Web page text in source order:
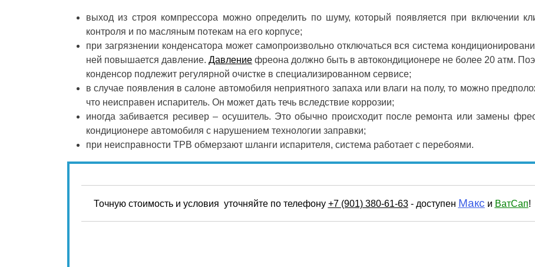
выход из строя компрессора можно определить по шуму, который появляется при включении
контроля и по масляным потекам на его корпусе;
при загрязнении конденсатора может самопроизвольно отключаться вся система
ней повышается давление. Давление фреона должно быть в автокондиционере не более 20 атм.
конденсор подлежит регулярной очистке в специализированном сервисе;
в случае появления в салоне автомобиля неприятного запаха или влаги на полу, то можно
что неисправен испаритель. Он может дать течь вследствие коррозии;
иногда забивается ресивер – осушитель. Это обычно происходит после ремонта или замены
кондиционере автомобиля с нарушением технологии заправки;
при неисправности ТРВ обмерзают шланги испарителя, система работает с перебоями.
Точную стоимость и условия уточняйте по телефону +7 (901) 380-61-63- доступен Макс и ВатСап!